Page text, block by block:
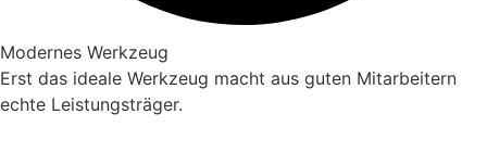
Modernes Werkzeug
Erst das ideale Werkzeug macht aus guten Mitarbeitern
echte Leistungsträger.